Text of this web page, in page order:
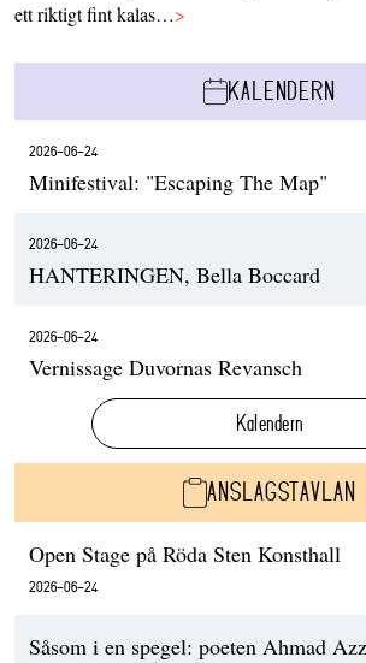
ett riktigt fint kalas…>
KALENDERN
2026-06-24
Minifestival: "Escaping The Map"
2026-06-24
HANTERINGEN, Bella Boccard
2026-06-24
Vernissage Duvornas Revansch
Kalendern
ANSLAGSTAVLAN
Open Stage på Röda Sten Konsthall
2026-06-24
Såsom i en spegel: poeten Ahmad